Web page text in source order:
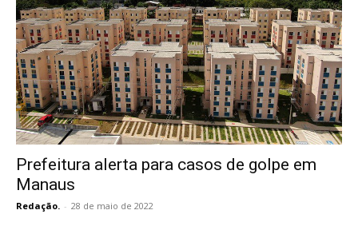
Prefeitura alerta para casos de golpe em
Manaus
Redação. - 28 de maio de 2022